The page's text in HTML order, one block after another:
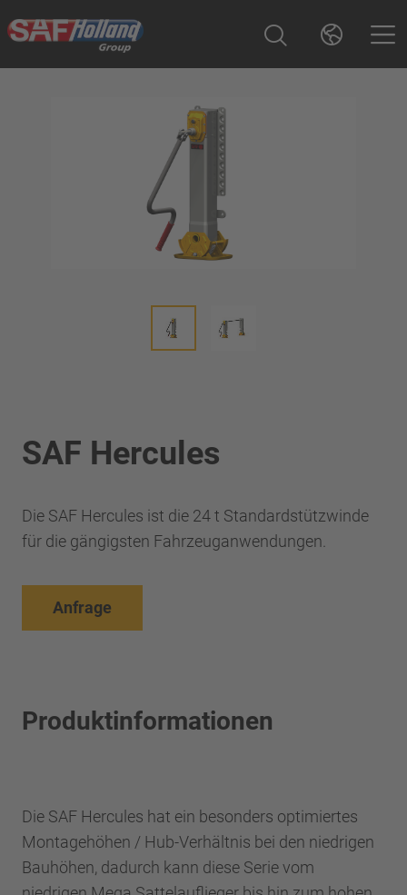
SAF Hercules
Die SAF Hercules ist die 24 t Standardstützwinde
für die gängigsten Fahrzeuganwendungen.
Anfrage
Produktinformationen
Die SAF Hercules hat ein besonders optimiertes
Montagehöhen / Hub-Verhältnis bei den niedrigen
Bauhöhen, dadurch kann diese Serie vom